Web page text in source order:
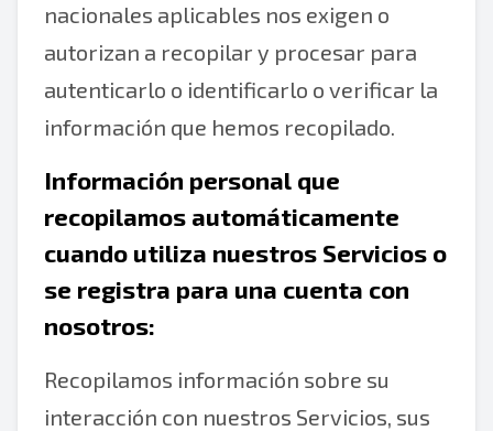
nacionales aplicables nos exigen o
autorizan a recopilar y procesar para
autenticarlo o identificarlo o verificar la
información que hemos recopilado.
Información personal que
recopilamos automáticamente
cuando utiliza nuestros Servicios o
se registra para una cuenta con
nosotros:
Recopilamos información sobre su
interacción con nuestros Servicios, sus